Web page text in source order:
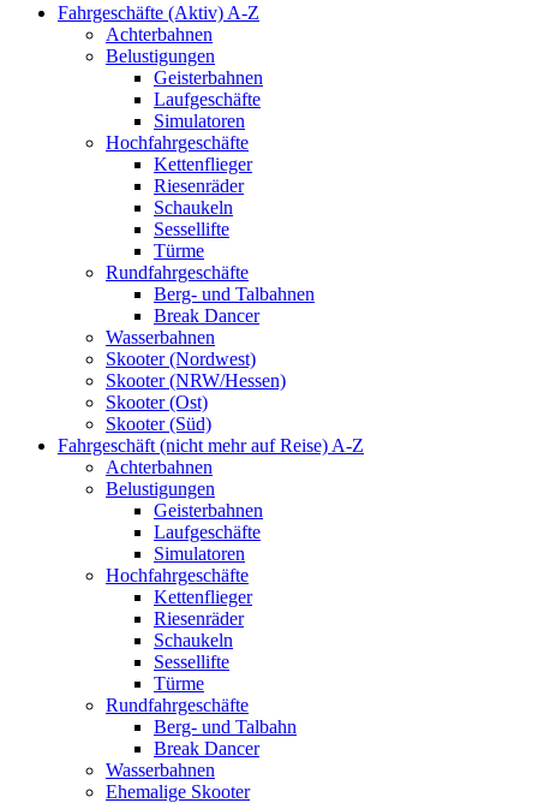
Fahrgeschäfte (Aktiv) A-Z
Achterbahnen
Belustigungen
Geisterbahnen
Laufgeschäfte
Simulatoren
Hochfahrgeschäfte
Kettenflieger
Riesenräder
Schaukeln
Sessellifte
Türme
Rundfahrgeschäfte
Berg- und Talbahnen
Break Dancer
Wasserbahnen
Skooter (Nordwest)
Skooter (NRW/Hessen)
Skooter (Ost)
Skooter (Süd)
Fahrgeschäft (nicht mehr auf Reise) A-Z
Achterbahnen
Belustigungen
Geisterbahnen
Laufgeschäfte
Simulatoren
Hochfahrgeschäfte
Kettenflieger
Riesenräder
Schaukeln
Sessellifte
Türme
Rundfahrgeschäfte
Berg- und Talbahn
Break Dancer
Wasserbahnen
Ehemalige Skooter